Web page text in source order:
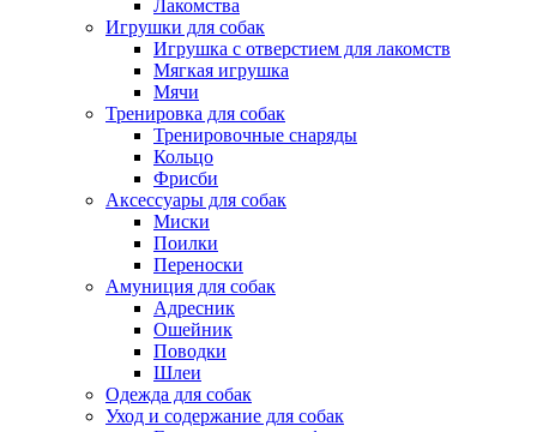
Лакомства
Игрушки для собак
Игрушка с отверстием для лакомств
Мягкая игрушка
Мячи
Тренировка для собак
Тренировочные снаряды
Кольцо
Фрисби
Аксессуары для собак
Миски
Поилки
Переноски
Амуниция для собак
Адресник
Ошейник
Поводки
Шлеи
Одежда для собак
Уход и содержание для собак